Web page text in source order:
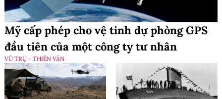
Mỹ cấp phép cho vệ tinh dự phòng GPS
đầu tiên của một công ty tư nhân
VŨ TRỤ - THIÊN VĂN